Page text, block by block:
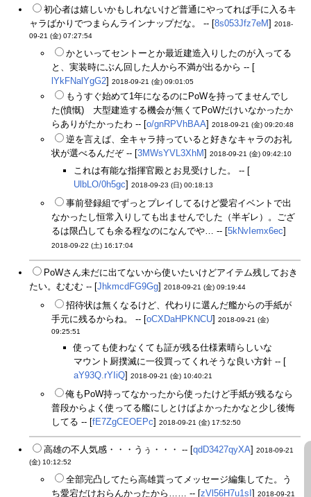
初心者は嬉しいかもしれないけど普通にやってれば手に入るキ
ャラばかりでつまらんラインナップだな。 -- [8s053Jfz7eM] 2018-
09-21 (金) 07:27:54
かといってセントーとか最近建造入りしたのが入ってる
と、実装時にぶん回した人から不満が出るから -- [
lYkFNalYgG2] 2018-09-21 (金) 09:01:05
もうすぐ始めて1年になるのにPoWを持ってませんでし
た(憤慨) 大型建造する機会が無くてPoWだけいなかったか
らありがたかったわ -- [o/gnRPVhBAA] 2018-09-21 (金) 09:20:48
逆を言えば、全キャラ持っていると好きなキャラのお礼
状が選べるんだぞ -- [3MWsYVL3XhM] 2018-09-21 (金) 09:42:10
これは有能な指揮官殿とお見受けした。 -- [
UlbLO/0h5gc] 2018-09-23 (日) 00:18:13
事前登録組でずっとプレイしてるけど愛宕イベントで出
なかったし恒常入りしても出ませんでした（半ギレ）。ござ
るは限凸しても余る程なのになんでや… -- [5kNvIemx6ec]
2018-09-22 (土) 16:17:04
PoWさん未だに出てないから使いたいけどアイテム残しておき
たい。むむむ -- [JhkmcdFG9Gg] 2018-09-21 (金) 09:19:44
招待状は無くなるけど、代わりに選んだ艦からの手紙が
手元に残るからね。 -- [oCXDaHPKNCU] 2018-09-21 (金)
09:25:51
使っても使わなくても証が残る仕様素晴らしいな
マウント厨撲滅に一役買ってくれそうな良い方針 -- [
aY93Q.rYIiQ] 2018-09-21 (金) 10:40:21
俺もPoW持ってなかったから使ったけど手紙が残るなら
普段からよく使ってる艦にしとけばよかったかなと少し後悔
してる -- [fE7ZgCEOEPc] 2018-09-21 (金) 17:52:50
高雄の不人気感・・・うぅ・・・ -- [qdD3427qyXA] 2018-09-21
(金) 10:12:52
全部完凸してたら高雄貰ってメッセージ編集してた。う
ち愛宕だけおらんかったから…… -- [zVl56H7u1sI] 2018-09-21